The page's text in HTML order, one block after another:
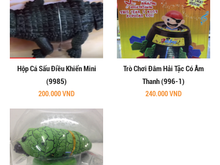
Hộp Cá Sấu Điều Khiển Mini
(9985)
200.000 VND
Trò Chơi Đâm Hải Tặc Có Âm
Thanh (996-1)
240.000 VND